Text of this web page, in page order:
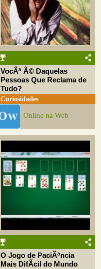
VocÃª Ã© Daquelas
Pessoas Que Reclama de
Tudo?
Curiosidades
Online na Web
O Jogo de PaciÃªncia
Mais DifÃ­cil do Mundo